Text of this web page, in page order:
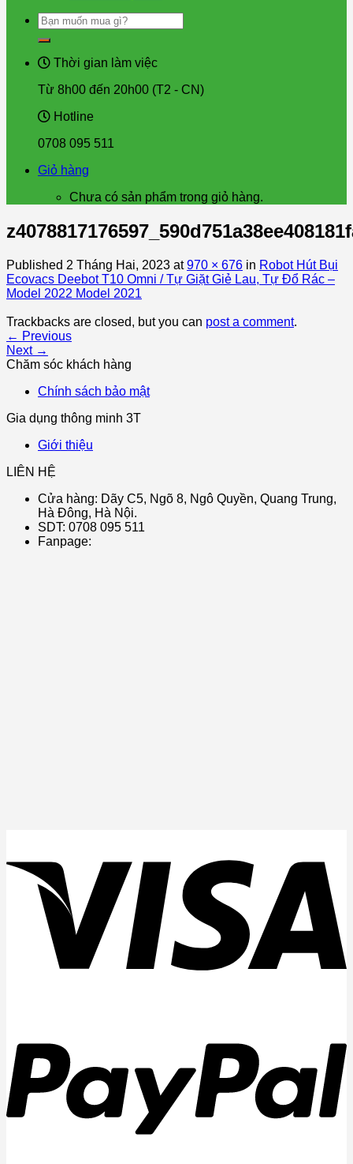
Tìm
kiếm:
Thời gian làm việc
Từ 8h00 đến 20h00 (T2 - CN)
Hotline
0708 095 511
Giỏ hàng
Chưa có sản phẩm trong giỏ hàng.
Published 2 Tháng Hai, 2023 at970 × 676 in Robot Hút Bụi
Ecovacs Deebot T10 Omni / Tự Giặt Giẻ Lau, Tự Đổ Rác –
Model 2022 Model 2021
Trackbacks are closed, but you can post a comment.
← Previous
Next →
Chăm sóc khách hàng
Chính sách bảo mật
Gia dụng thông minh 3T
Giới thiệu
LIÊN HỆ
Cửa hàng: Dãy C5, Ngõ 8, Ngô Quyền, Quang Trung,
Hà Đông, Hà Nội.
SDT: 0708 095 511
Fanpage: